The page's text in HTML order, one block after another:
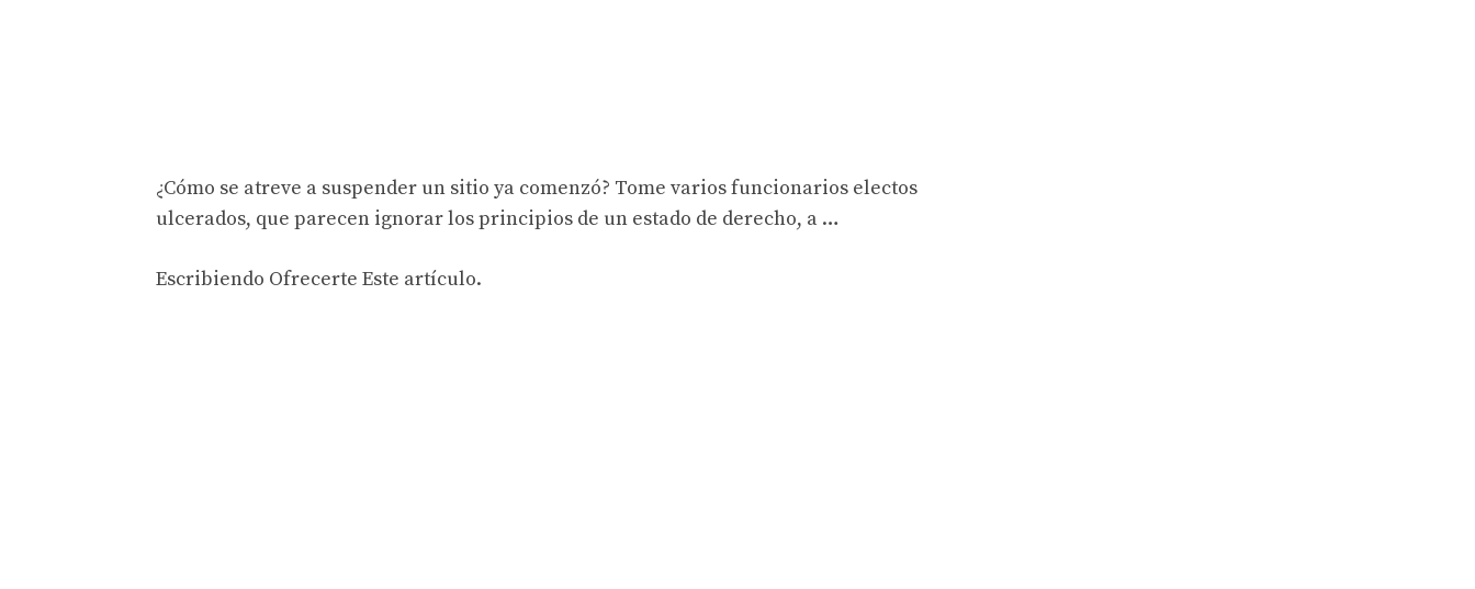
¿Cómo se atreve a suspender un sitio ya comenzó? Tome varios funcionarios electos
ulcerados, que parecen ignorar los principios de un estado de derecho, a …
Escribiendo Ofrecerte Este artículo.